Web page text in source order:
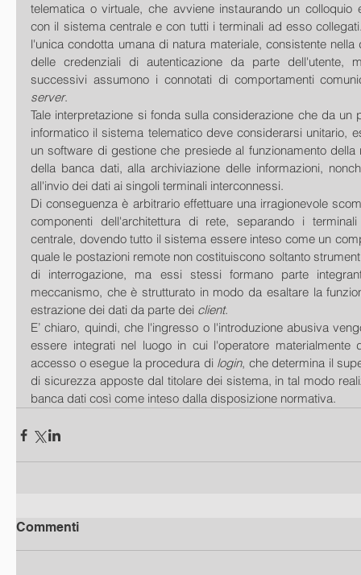
telematica o virtuale, che avviene instaurando un colloquio
con il sistema centrale e con tutti i terminali ad esso
l'unica condotta umana di natura materiale, consistente
delle credenziali di autenticazione da parte dell'utente,
successivi assumono i connotati di comportamenti
server.
Tale interpretazione si fonda sulla considerazione che da un
informatico il sistema telematico deve considerarsi unitario,
un software di gestione che presiede al funzionamento della
della banca dati, alla archiviazione delle informazioni,
all'invio dei dati ai singoli terminali interconnessi.
Di conseguenza è arbitrario effettuare una irragionevole
componenti dell'architettura di rete, separando i
centrale, dovendo tutto il sistema essere inteso come un
quale le postazioni remote non costituiscono soltanto
di interrogazione, ma essi stessi formano parte
meccanismo, che è strutturato in modo da esaltare la
estrazione dei dati da parte dei client.
E’ chiaro, quindi, che l'ingresso o l'introduzione abusiva
essere integrati nel luogo in cui l'operatore
accesso o esegue la procedura di login, che determina il
di sicurezza apposte dal titolare dei sistema, in tal modo
banca dati così come inteso dalla disposizione normativa.
Commenti